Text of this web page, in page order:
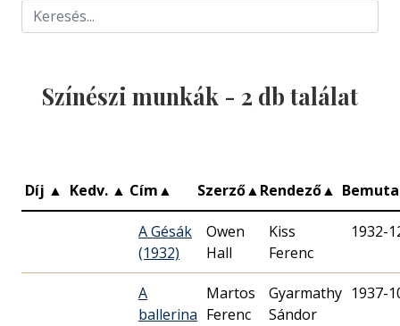
Színészi munkák - 2 db találat
Díj ▲ Kedv. ▲ Cím▲ Szerző▲Rendező▲
A Gésák
(1932)
Owen
Hall
Kiss
Ferenc
1932-
A
ballerina
Martos
Ferenc
Gyarmathy
Sándor
1937-